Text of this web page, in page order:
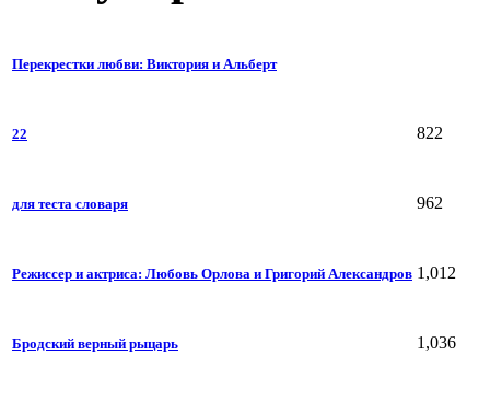
Перекрестки любви: Виктория и Альберт
22 822
для теста словаря 962
Режиссер и актриса: Любовь Орлова и Григорий Александров 1,012
Бродский верный рыцарь 1,036